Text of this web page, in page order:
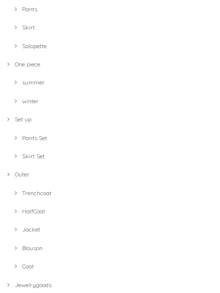
Pants
Skirt
Salopette
One piece
summer
winter
Set up
Pants Set
Skirt Set
Outer
Trenchcoat
HalfCoat
Jacket
Blouson
Coat
Jewelrygoods